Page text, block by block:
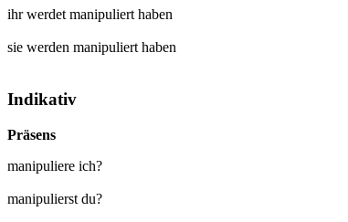
ihr werdet manipuliert haben
sie werden manipuliert haben
Indikativ
Präsens
manipuliere ich?
manipulierst du?